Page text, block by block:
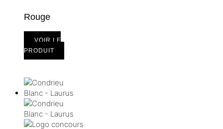
Rouge
VOIR LE
PRODUIT